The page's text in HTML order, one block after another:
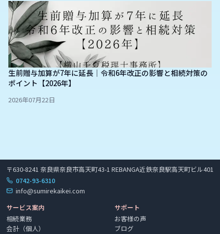
生前贈与加算が7年に延長｜令和6年改正の影響と相続対策の
ポイント【2026年】
2026年07月22日
〒630-8241 奈良県奈良市高天町43-1 REBANGA近鉄奈良駅高天町ビル401
0742-93-6310
info@sumirekaikei.com
サービス案内
相続業務
会計（個人）
サポート
お客様の声
ブログ